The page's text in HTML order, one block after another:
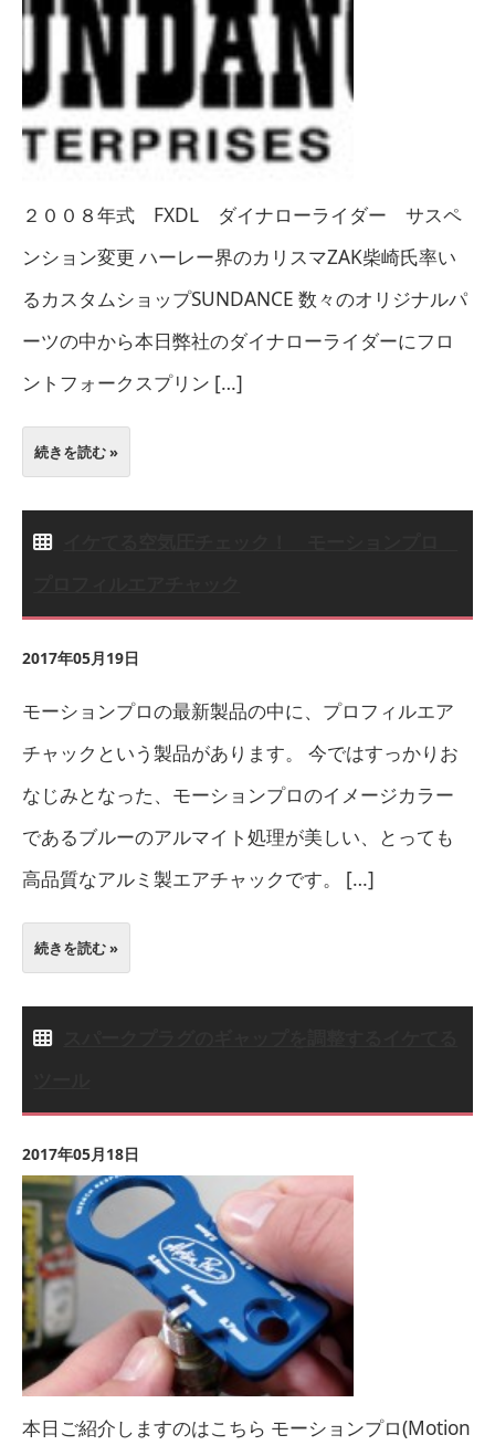
２００８年式 FXDL ダイナローライダー サスペ
ンション変更 ハーレー界のカリスマZAK柴崎氏率い
るカスタムショップSUNDANCE 数々のオリジナルパ
ーツの中から本日弊社のダイナローライダーにフロ
ントフォークスプリン […]
続きを読む »
2017年05月19日
モーションプロの最新製品の中に、プロフィルエア
チャックという製品があります。 今ではすっかりお
なじみとなった、モーションプロのイメージカラー
であるブルーのアルマイト処理が美しい、とっても
高品質なアルミ製エアチャックです。 […]
続きを読む »
2017年05月18日
本日ご紹介しますのはこちら モーションプロ(Motion